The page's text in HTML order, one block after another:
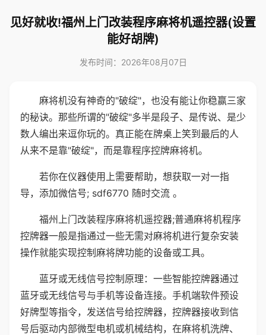
见好就收!福州上门改装程序麻将机遥控器(设置
能好胡牌)
发布时间：2026年08月07日
麻将机没有神奇的"破绽"，也没有能让你稳赢三家
的秘诀。那些所谓的"破绽"多半是段子、是传说、是少
数人编出来逗你玩的。真正能在牌桌上笑到最后的人
从来不是靠"破绽"，而是靠程序控牌麻将机。
若你在仪器使用上需要帮助，想获取一对一指
导，添加微信号; sdf6770 随时交流 。
福州上门改装程序麻将机遥控器;普通麻将机程序
控牌器一般是指通过一些无需对麻将机进行复杂安装
操作就能实现控制麻将牌功能的设备或工具。
蓝牙或无线信号控制原理：一些智能控牌器通过
蓝牙或无线信号与手机等设备连接。手机端软件预设
好牌型等指令，发送信号给控牌器，控牌器接收到信
号后驱动内部微型电机或机械结构，在麻将机洗牌、